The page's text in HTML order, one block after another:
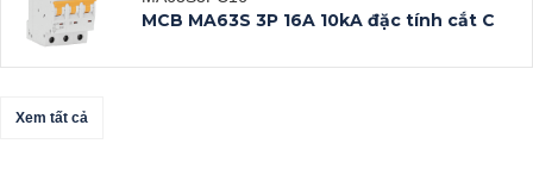
MCB MA63S 3P 16A 10kA đặc tính cắt C
Xem tất cả